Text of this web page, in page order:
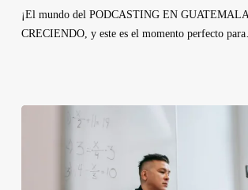
¡El mundo del PODCASTING EN GUATEMALA
CRECIENDO, y este es el momento perfecto